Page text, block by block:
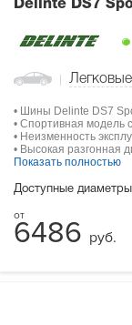
Delinte DS7
Легковые
• Шины Delinte DS7
• Спортивная модель
• Неизменность
• Высокая разгонная
Показать полностью
Доступные
6486 руб.